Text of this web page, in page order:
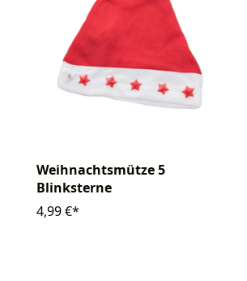
Weihnachtsmütze 5
Blinksterne
4,99 €*